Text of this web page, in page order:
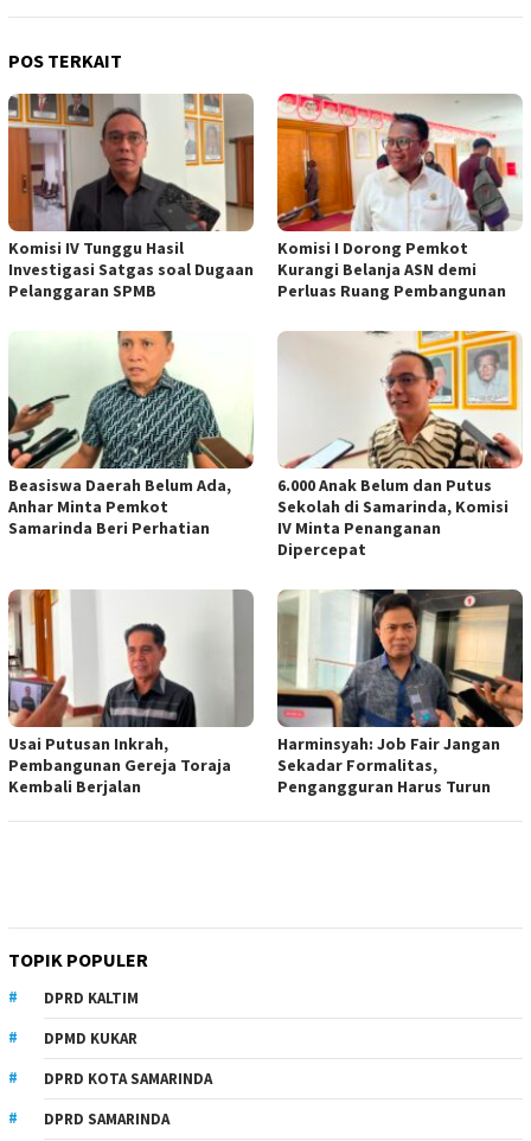
POS TERKAIT
Komisi IV Tunggu Hasil
Investigasi Satgas soal Dugaan
Pelanggaran SPMB
Komisi I Dorong Pemkot
Kurangi Belanja ASN demi
Perluas Ruang Pembangunan
Beasiswa Daerah Belum Ada,
Anhar Minta Pemkot
Samarinda Beri Perhatian
6.000 Anak Belum dan Putus
Sekolah di Samarinda, Komisi
IV Minta Penanganan
Dipercepat
Usai Putusan Inkrah,
Pembangunan Gereja Toraja
Kembali Berjalan
Harminsyah: Job Fair Jangan
Sekadar Formalitas,
Pengangguran Harus Turun
TOPIK POPULER
DPRD KALTIM
DPMD KUKAR
DPRD KOTA SAMARINDA
DPRD SAMARINDA